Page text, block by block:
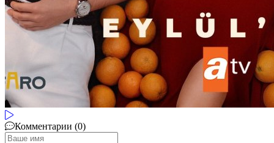
Комментарии (0)